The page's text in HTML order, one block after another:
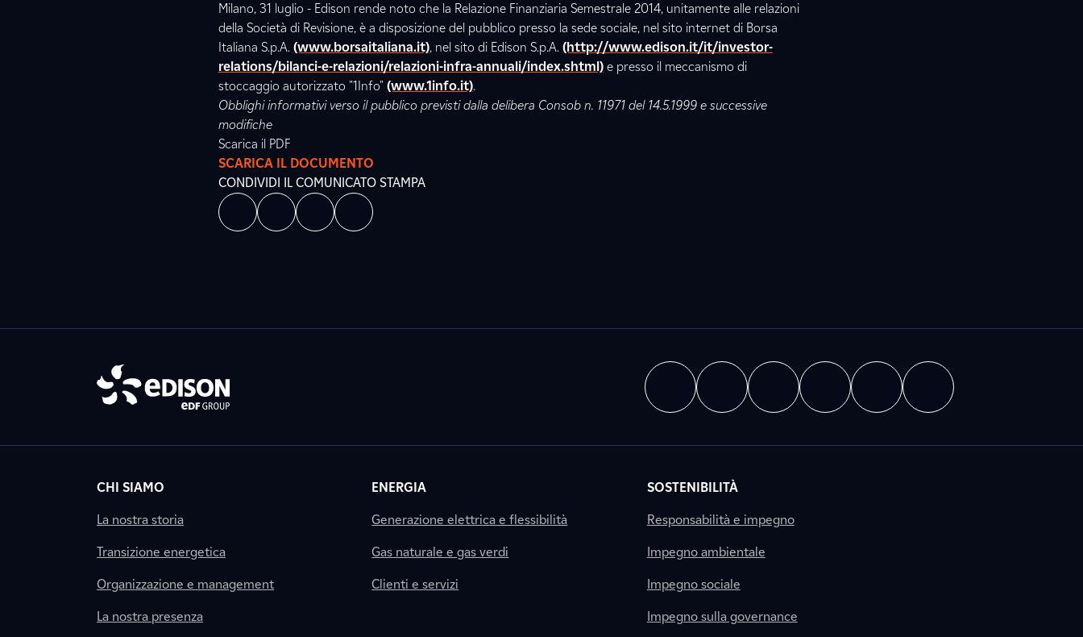
Milano, 31 luglio - Edison rende noto che la Relazione Finanziaria Semestrale 2014, unitamente alle relazioni
della Società di Revisione, è a disposizione del pubblico presso la sede sociale, nel sito internet di Borsa
Italiana S.p.A. (www.borsaitaliana.it), nel sito di Edison S.p.A. (http://www.edison.it/it/investor-
relations/bilanci-e-relazioni/relazioni-infra-annuali/index.shtml)e presso il meccanismo di
stoccaggio autorizzato "1Info" (www.1info.it).
Obblighi informativi verso il pubblico previsti dalla delibera Consob n. 11971 del 14.5.1999 e successive
modifiche
Scarica il PDF
SCARICA IL DOCUMENTO
CONDIVIDI IL COMUNICATO STAMPA
CHI SIAMO
La nostra storia
Transizione energetica
Organizzazione e management
La nostra presenza
ENERGIA
Generazione elettrica e flessibilità
Gas naturale e gas verdi
Clienti e servizi
SOSTENIBILITÀ
Responsabilità e impegno
Impegno ambientale
Impegno sociale
Impegno sulla governance